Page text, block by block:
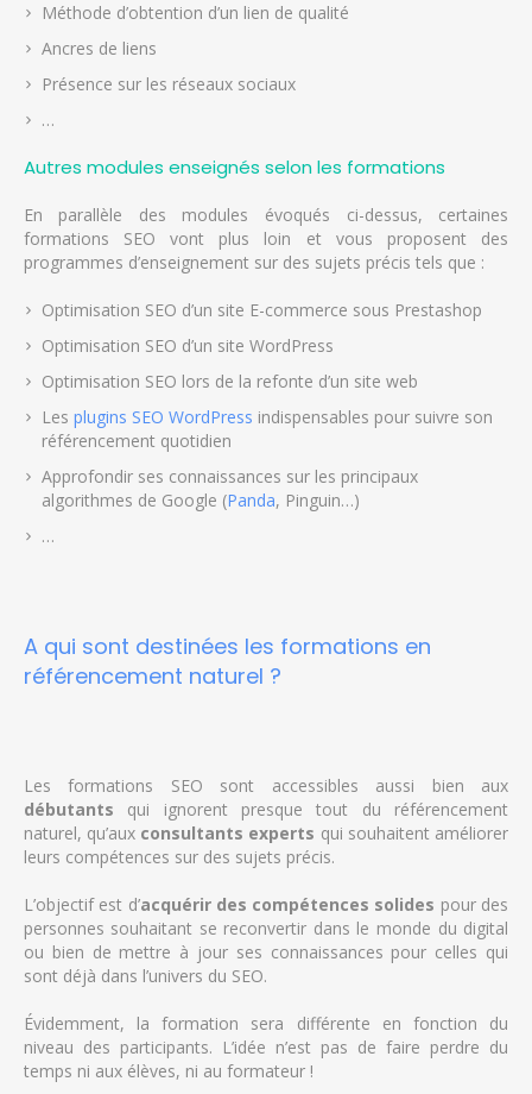
Méthode d’obtention d’un lien de qualité
Ancres de liens
Présence sur les réseaux sociaux
…
Autres modules enseignés selon les formations
En parallèle des modules évoqués ci-dessus, certaines
formations SEO vont plus loin et vous proposent des
programmes d’enseignement sur des sujets précis tels que :
Optimisation SEO d’un site E-commerce sous Prestashop
Optimisation SEO d’un site WordPress
Optimisation SEO lors de la refonte d’un site web
Les plugins SEO WordPress indispensables pour suivre son
référencement quotidien
Approfondir ses connaissances sur les principaux
algorithmes de Google (Panda, Pinguin…)
…
A qui sont destinées les formations en
référencement naturel ?
Les formations SEO sont accessibles aussi bien aux
débutants qui ignorent presque tout du référencement
naturel, qu’aux consultants experts qui souhaitent améliorer
leurs compétences sur des sujets précis.
L’objectif est d’acquérir des compétences solides pour des
personnes souhaitant se reconvertir dans le monde du digital
ou bien de mettre à jour ses connaissances pour celles qui
sont déjà dans l’univers du SEO.
Évidemment, la formation sera différente en fonction du
niveau des participants. L’idée n’est pas de faire perdre du
temps ni aux élèves, ni au formateur !